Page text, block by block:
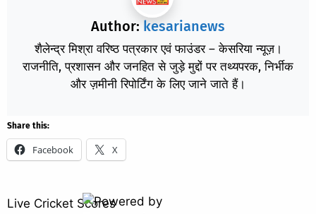
Author: kesarianews
शैलेन्द्र मिश्रा वरिष्ठ पत्रकार एवं फाउंडर – केसरिया न्यूज़।
राजनीति, प्रशासन और जनहित से जुड़े मुद्दों पर तथ्यपरक, निर्भीक
और ज़मीनी रिपोर्टिंग के लिए जाने जाते हैं।
Share this:
Facebook X
Live Cricket Scores